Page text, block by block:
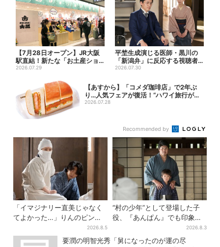
【7月28日オープン】JR大阪
駅直結！新たな「お土産ショ
ップ」、銘菓バラ売りで地...
2026.07.29
平埜生成演じる医師・黒川の
「新潟弁」に反応する視聴者
続出「グッときた」
2026.07.30
【あすから】「コメダ珈琲店」で2年ぶ
り…人気フェアが復活！“ハワイ旅行が当
たる”...
2026.07.28
Recommended by
「イマジナリー直美じゃなく
てよかった…」りんのピンチ
に駆けつける直美、ベストな
タイミングに視聴者歓喜
2026.8.5
“村の少年”として登場した子
役、『あんぱん』でも印象的
だった…視聴者驚き「どうり
で演技上手だと」
2026.8.3
要潤の明智光秀「舅になったのが運の尽